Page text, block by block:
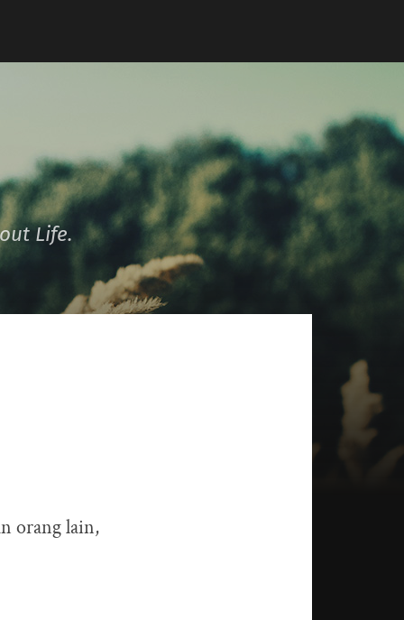
Life.
orang lain,